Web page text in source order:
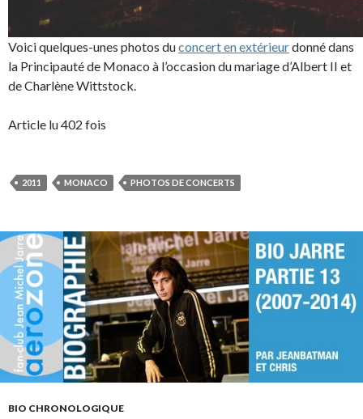
Voici quelques-unes photos duconcert en extérieurdonné dans
la Principauté de Monaco à l’occasion du mariage d’Albert II et
de Charlène Wittstock.
Article lu 402 fois
2011 MONACO PHOTOS DE CONCERTS
BIO CHRONOLOGIQUE